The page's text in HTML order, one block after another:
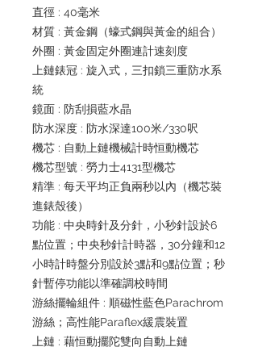
直徑 : 40毫米
材質 : 黃金鋼（蠔式鋼與黃金的組合）
外圈 : 黃金固定外圈連計速刻度
上鏈錶冠 : 旋入式，三扣鎖三重防水系
統
鏡面 : 防刮損藍水晶
防水深度 : 防水深達100米/330呎
機芯 : 自動上鏈機械計時恒動機芯
機芯型號 : 勞力士4131型機芯
精準 : 每天平均正負兩秒以內（機芯裝
進錶殼後）
功能 : 中央時針及分針，小秒針設於6
點位置；中央秒針計時器，30分鐘和12
小時計時盤分別設於3點和9點位置；秒
針暫停功能以準確調校時間
游絲擺輪組件 : 順磁性藍色Parachrom
游絲；高性能Paraflex緩震裝置
上鏈 : 藉恒動擺陀雙向自動上鏈